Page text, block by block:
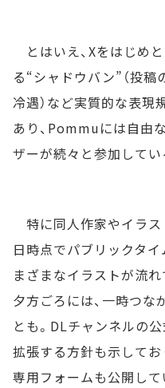
とはいえ、Xをはじめ
る“シャドウバン”（投
冷遇）など実質的な表現
あり、Pommuには自由
ザーが続々と参加してい
特に同人作家やイラス
日時点でパブリックタ
まざまなイラストが流
夕方ごろには、一時つな
とも。DLチャンネルの
拡張する方針も示してお
専用フォームも公開して